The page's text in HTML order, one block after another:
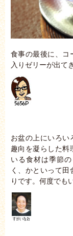
食事の最後に、コ
入りゼリーが出て
お盆の上にいろい
趣向を凝らした料
いる食材は季節
く、かといって
りです。何度でも